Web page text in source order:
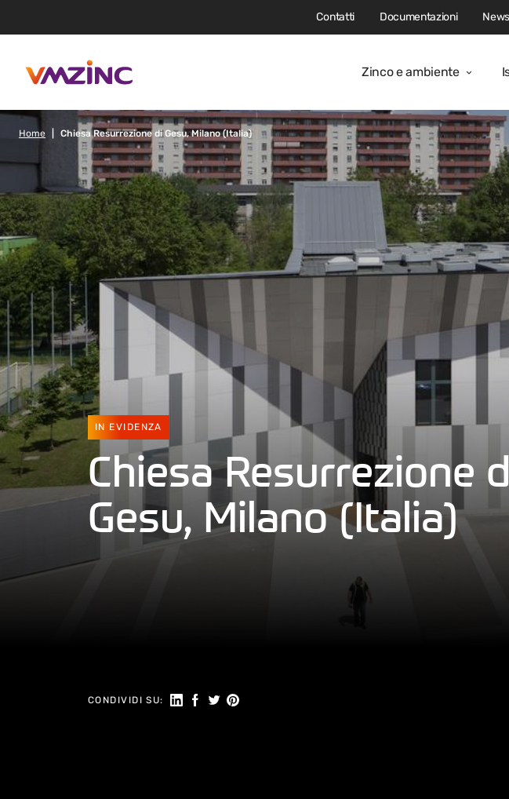
Zinco e ambiente
Contatti Documentazioni
Home Chiesa Resurrezione di Gesu, Milano (Italia)
IN EVIDENZA
Chiesa Resurrezione
Gesu, Milano (Italia)
CONDIVIDI SU: Seguici su Linkedin
Condividi su Facebook
Condividi su Twitter
Condividi su Pinterest